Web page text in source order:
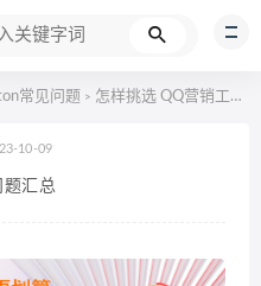
常见问题 > 怎样挑选 QQ营销工具及常见问题汇总
10-09
汇总